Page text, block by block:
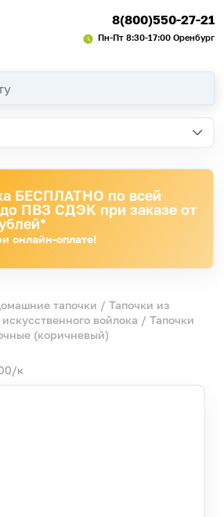
8(800)550-27-21
Пн-Пт 8:30-17:00 Оренбург
БЕСПЛАТНО по всей
ПВЗ СДЭК при заказе от
онлайн-оплате!
тапочки / Тапочки из
войлока / Тапочки
(коричневый)
к